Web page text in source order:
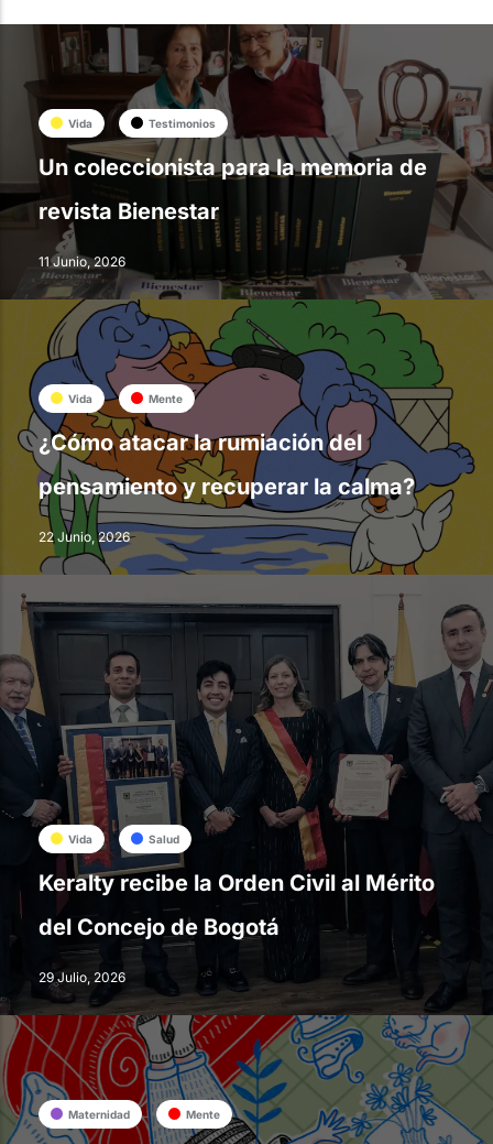
Vida Testimonios
Un coleccionista para la memoria de
revista Bienestar
11 Junio, 2026
Vida Mente
¿Cómo atacar la rumiación del
pensamiento y recuperar la calma?
22 Junio, 2026
Vida Salud
Keralty recibe la Orden Civil al Mérito
del Concejo de Bogotá
29 Julio, 2026
Maternidad Mente